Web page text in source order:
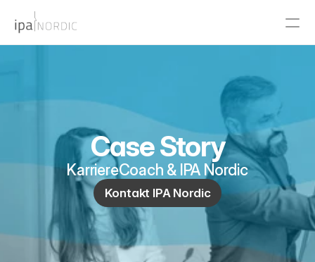
Design
RESOURCES
Case Story
KarriereCoach & IPA Nordic
Kontakt IPA Nordic